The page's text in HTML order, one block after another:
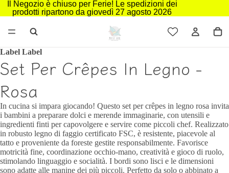
Il Negozio è chiuso per Ferie! Le spedizioni dei
prodotti ripartono da giovedì 27 agosto 2026
Label Label
Set Per Crêpes In Legno -
Rosa
In cucina si impara giocando! Questo set per crêpes in legno rosa invita
i bambini a preparare dolci e merende immaginarie, con utensili e
ingredienti finti per capovolgere e servire come piccoli chef. Realizzato
in robusto legno di faggio certificato FSC, è resistente, piacevole al
tatto e proveniente da foreste gestite responsabilmente. Favorisce
motricità fine, coordinazione occhio-mano, creatività e gioco di ruolo,
stimolando linguaggio e socialità. I bordi sono lisci e le dimensioni
sono adatte alle manine dei più piccoli. Perfetto da solo o abbinato a